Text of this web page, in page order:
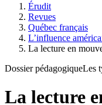
Érudit
Revues
Québec français
L’influence
La lecture en
Dossier pédagogiqueLes
La lecture